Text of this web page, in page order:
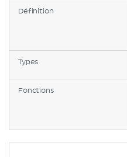
Définition
Types
Fonctions